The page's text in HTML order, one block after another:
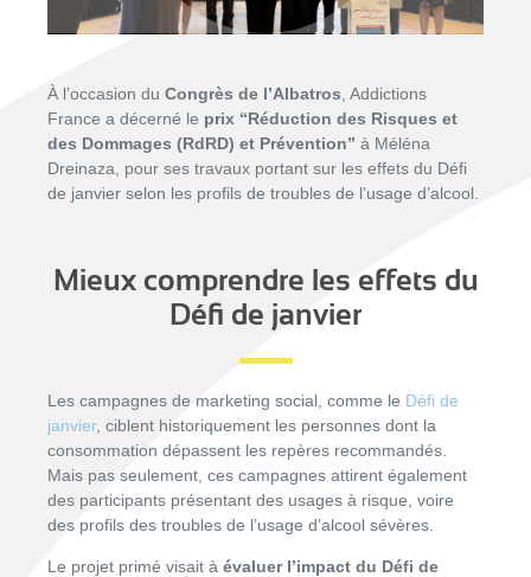
À l’occasion du Congrès de l’Albatros , Addictions
France a décerné le prix “Réduction des Risques et
des Dommages (RdRD) et Prévention” à Méléna
Dreinaza, pour ses travaux portant sur les effets du Défi
de janvier selon les profils de troubles de l’usage d’alcool.
Mieux comprendre les effets du
Défi de janvier
Les campagnes de marketing social, comme le Défi de
janvier, ciblent historiquement les personnes dont la
consommation dépassent les repères recommandés.
Mais pas seulement, ces campagnes attirent également
des participants présentant des usages à risque, voire
des profils des troubles de l’usage d’alcool sévères.
Le projet primé visait à évaluer l’impact du Défi de